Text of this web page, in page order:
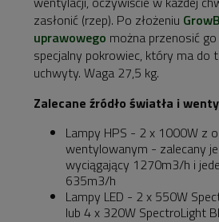
zasłonić (rzep). Po złożeniu
uprawowego można przenosić
specjalny pokrowiec, który ma do
uchwyty. Waga 27,5 kg.
Zalecane źródło światła i
Lampy HPS - 2 x 1000W z
wentylowanym - zalecany
wyciągający 1270m3/h i
635m3/h
Lampy LED - 2 x 550W
lub 4 x 320W SpectroLight